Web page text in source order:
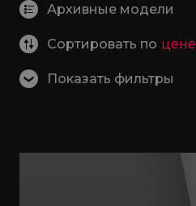
Сортировать по цене
Архивные модели
Показать фильтры